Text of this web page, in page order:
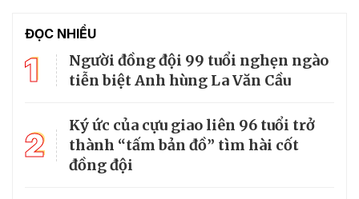
ĐỌC NHIỀU
1
Người đồng đội 99 tuổi nghẹn ngào
tiễn biệt Anh hùng La Văn Cầu
2
Ký ức của cựu giao liên 96 tuổi trở
thành “tấm bản đồ” tìm hài cốt
đồng đội